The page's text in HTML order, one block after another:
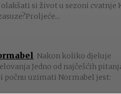
si život u sezoni cvatnje
Nakon koliko djeluje
Jedno od najčešćih
uzimati Normabel jest: